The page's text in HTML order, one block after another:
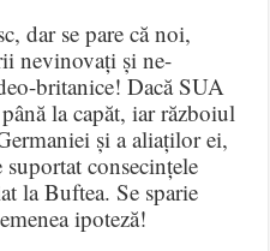
dar se pare că noi,
nevinovați și ne-
britanice! Dacă SUA
la capăt, iar războiul
și a aliaților ei,
consecințele
la Buftea. Se sparie
ipoteză!